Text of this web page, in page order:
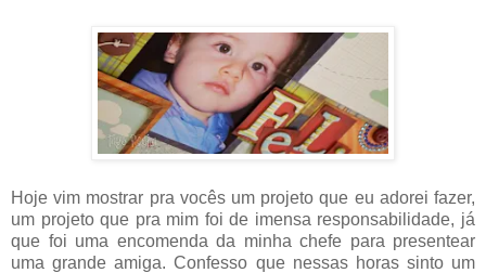
Hoje vim mostrar pra vocês um projeto que eu adorei fazer,
um projeto que pra mim foi de imensa responsabilidade, já
que foi uma encomenda da minha chefe para presentear
uma grande amiga. Confesso que nessas horas sinto um